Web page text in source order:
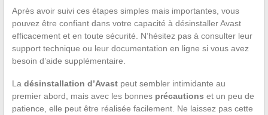
Après avoir suivi ces étapes simples mais importantes, vous
pouvez être confiant dans votre capacité à désinstaller Avast
efficacement et en toute sécurité. N’hésitez pas à consulter leur
support technique ou leur documentation en ligne si vous avez
besoin d’aide supplémentaire.
La désinstallation d’Avastpeut sembler intimidante au
premier abord, mais avec les bonnes précautions et un peu de
patience, elle peut être réalisée facilement. Ne laissez pas cette